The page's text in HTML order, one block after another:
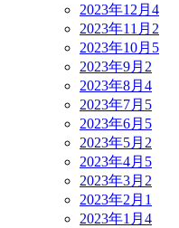
2023年12月 4
2023年11月 2
2023年10月 5
2023年9月 2
2023年8月 4
2023年7月 5
2023年6月 5
2023年5月 2
2023年4月 5
2023年3月 2
2023年2月 1
2023年1月 4